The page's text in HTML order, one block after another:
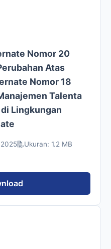
Nomor 20
Atas
Nomor 18
Talenta
Lingkungan
Ukuran: 1.2 MB